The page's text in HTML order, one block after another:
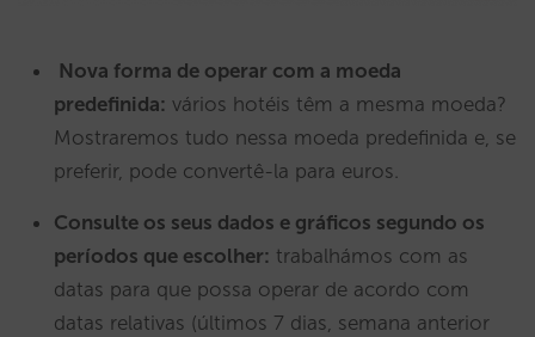
Nova forma de operar com a moeda
predefinida: vários hotéis têm a mesma moeda?
Mostraremos tudo nessa moeda predefinida e, se
preferir, pode convertê-la para euros.
Consulte os seus dados e gráficos segundo os
períodos que escolher: trabalhámos com as
datas para que possa operar de acordo com
datas relativas (últimos 7 dias, semana anterior